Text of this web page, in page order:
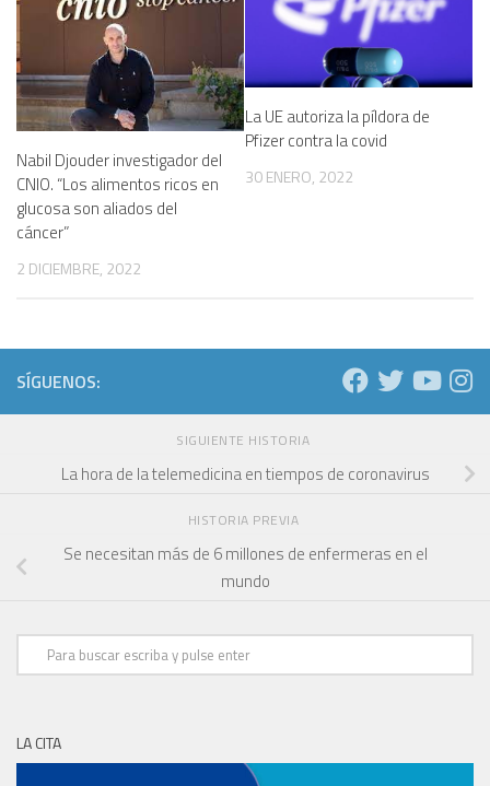
Nabil Djouder investigador del
CNIO. “Los alimentos ricos en
glucosa son aliados del
cáncer”
2 DICIEMBRE, 2022
La UE autoriza la píldora de
Pfizer contra la covid
30 ENERO, 2022
SÍGUENOS:
SIGUIENTE HISTORIA
La hora de la telemedicina en tiempos de coronavirus
HISTORIA PREVIA
Se necesitan más de 6 millones de enfermeras en el
mundo
LA CITA